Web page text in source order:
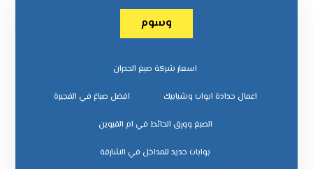
وسوم
اسعار شركة صبغ الجدران
اعمال حدادة ابواب وشبابيك افضل صباغ في الفجيرة
الصبغ وورق الحائط في ام القيوين
بوابات حديد للمداخل في الشارقة